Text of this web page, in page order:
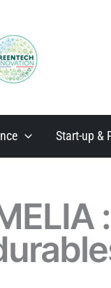
Start-up &